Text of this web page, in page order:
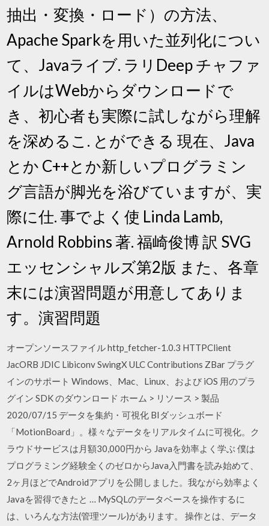
抽出・変換・ロード）の方法、
Apache Sparkを用いた並列化につい
て、Javaライブ. ラリDeep チャファ
イルはWebからダウンロードで
き、初心者も実際に試しながら理解
を深めるこ. とができる 現在、Java
とか C++とか新しいプログラミン
グ言語が脚光を浴びていますが、実
際に仕. 事でよく使 Linda Lamb,
Arnold Robbins 著. 福崎俊博 訳 SVG
エッセンシャルズ第2版 また、各章
末には演習問題が用意してありま
す。演習問題
オープンソースファイル http_fetcher-1.0.3 HTTPClient
JacORB JDIC Libiconv SwingX ULC Contributions ZBar プラグ
インのサポート Windows、Mac、Linux、および iOS 用のプラ
グイン SDK のダウンロード ホーム > リソース > 製品
2020/07/15 データを集約・可視化 BIダッシュボード
「MotionBoard」。様々なデータをリアルタイムに可視化。ク
ラウドサービスは月額30,000円から Javaを効率よく学ぶ 僕は
プログラミング経験全くのゼロからJava入門書を読み始めて、
2ヶ月ほどでAndroidアプリを公開しました。我ながら効率よく
Javaを習得できたと … MySQLのデータベースを操作するに
は、いろんな方法(管理ツール)があります。 操作とは、データ